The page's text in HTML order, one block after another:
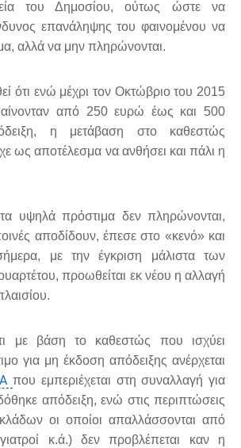
του Δημοσίου, ούτως ώστε να
επανάληψης του φαινομένου να
αλλά να μην πληρώνονται.
ότι ενώ μέχρι τον Οκτώβριο του 2015
από 250 ευρώ έως και 500
η μετάβαση στο καθεστώς
ως αποτέλεσμα να ανθήσει και πάλι η
υψηλά πρόστιμα δεν πληρώνονται,
αποδίδουν, έπεσε στο «κενό» και
με την έγκριση μάλιστα των
προωθείται εκ νέου η αλλαγή
με βάση το καθεστώς που ισχύει
για μη έκδοση απόδειξης ανέρχεται
που εμπεριέχεται στη συναλλαγή για
απόδειξη, ενώ στις περιπτώσεις
οι οποίοι απαλλάσσονται από
κ.ά.) δεν προβλέπεται καν η